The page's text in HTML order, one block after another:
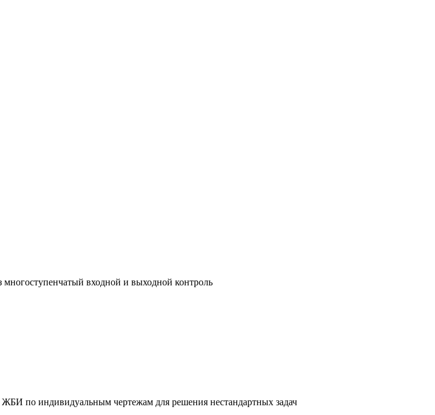
входной и выходной контроль
ЖБИ по индивидуальным чертежам для решения нестандартных задач